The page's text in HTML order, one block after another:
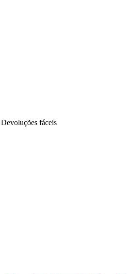
Devoluções fáceis